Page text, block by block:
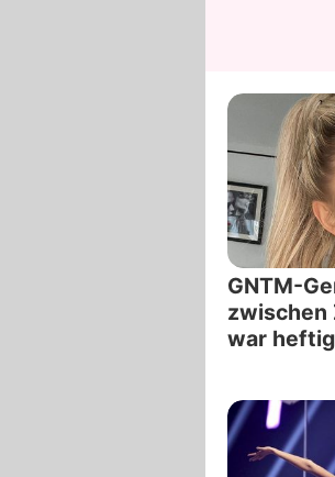
GNTM-
zwischen
war